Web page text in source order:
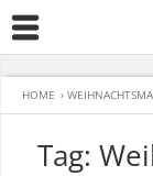
Tag:
HOME ›